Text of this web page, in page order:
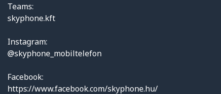
Teams:
skyphone.kft
Instagram:
@skyphone_mobiltelefon
Facebook:
https://www.facebook.com/skyphone.hu/